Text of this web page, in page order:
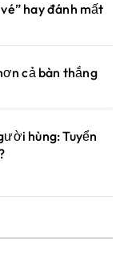
hay đánh mất
cả bàn thắng
hùng: Tuyển